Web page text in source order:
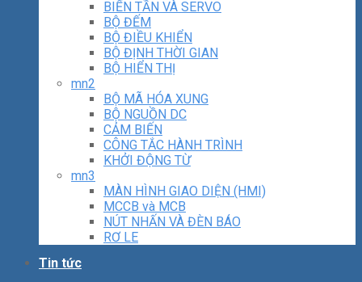
BIẾN TẦN VÀ SERVO
BỘ ĐẾM
BỘ ĐIỀU KHIỂN
BỘ ĐỊNH THỜI GIAN
BỘ HIỂN THỊ
mn2
BỘ MÃ HÓA XUNG
BỘ NGUỒN DC
CẢM BIẾN
CÔNG TẮC HÀNH TRÌNH
KHỞI ĐỘNG TỪ
mn3
MÀN HÌNH GIAO DIỆN (HMI)
MCCB và MCB
NÚT NHẤN VÀ ĐÈN BÁO
RƠ LE
Tin tức